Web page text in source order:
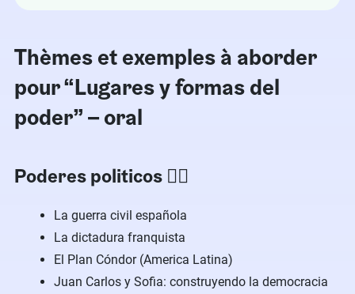
Thèmes et exemples à aborder
pour “Lugares y formas del
poder” – oral
Poderes politicos 👨‍⚖️
La guerra civil española
La dictadura franquista
El Plan Cóndor (America Latina)
Juan Carlos y Sofia: construyendo la democracia